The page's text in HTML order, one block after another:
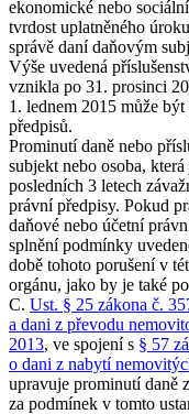
ekonomické nebo
tvrdost uplatněného
správě daní daňovým
Výše uvedená
vznikla po 31. prosinci
1. lednem 2015 může
předpisů.
Prominutí daně nebo
subjekt nebo osoba,
posledních 3 letech
právní předpisy. Pokud
daňové nebo účetní
splnění podmínky
době tohoto porušení v
orgánu, jako by je také
C. Ust. § 25 zákona č.
a dani z převodu
2013, ve spojení s § 57
o dani z nabytí
upravuje prominutí daně
za podmínek v tomto